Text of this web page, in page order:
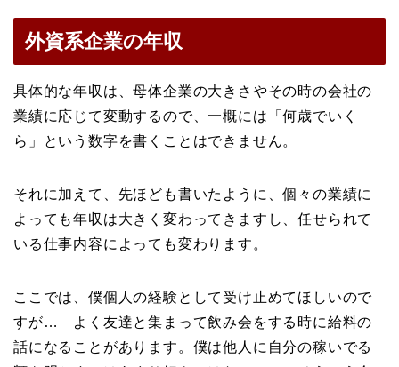
外資系企業の年収
具体的な年収は、母体企業の大きさやその時の会社の
業績に応じて変動するので、一概には「何歳でいく
ら」という数字を書くことはできません。
それに加えて、先ほども書いたように、個々の業績に
よっても年収は大きく変わってきますし、任せられて
いる仕事内容によっても変わります。
ここでは、僕個人の経験として受け止めてほしいので
すが… よく友達と集まって飲み会をする時に給料の
話になることがあります。僕は他人に自分の稼いでる